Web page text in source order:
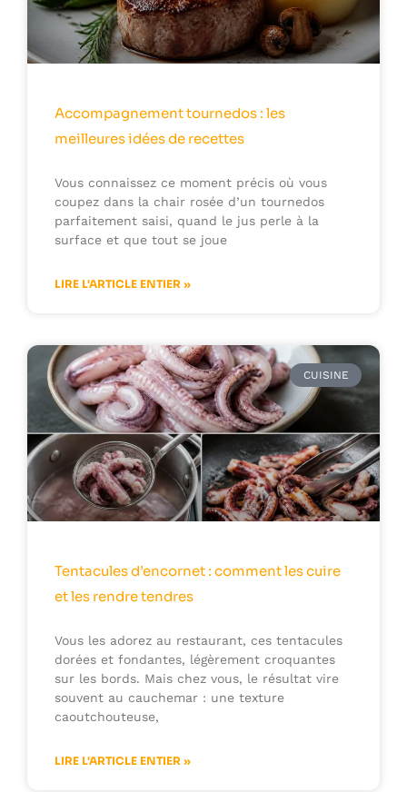
Accompagnement tournedos : les
meilleures idées de recettes
Vous connaissez ce moment précis où vous
coupez dans la chair rosée d’un tournedos
parfaitement saisi, quand le jus perle à la
surface et que tout se joue
LIRE L'ARTICLE ENTIER »
CUISINE
Tentacules d’encornet : comment les cuire
et les rendre tendres
Vous les adorez au restaurant, ces tentacules
dorées et fondantes, légèrement croquantes
sur les bords. Mais chez vous, le résultat vire
souvent au cauchemar : une texture
caoutchouteuse,
LIRE L'ARTICLE ENTIER »